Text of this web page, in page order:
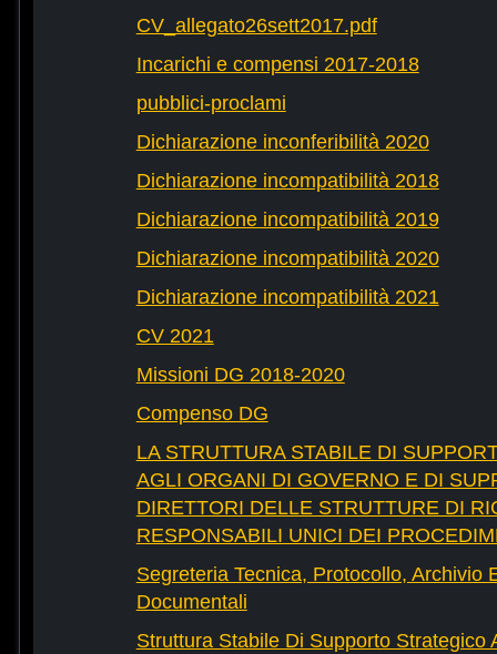
CV_allegato26sett2017.pdf
Incarichi e compensi 2017-2018
pubblici-proclami
Dichiarazione inconferibilità 2020
Dichiarazione incompatibilità 2018
Dichiarazione incompatibilità 2019
Dichiarazione incompatibilità 2020
Dichiarazione incompatibilità 2021
CV 2021
Missioni DG 2018-2020
Compenso DG
LA STRUTTURA STABILE DI
AGLI ORGANI DI GOVERNO E DI
DIRETTORI DELLE STRUTTURE DI
RESPONSABILI UNICI DEI
Segreteria Tecnica, Protocollo, Archivio
Documentali
Struttura Stabile Di Supporto Strategico